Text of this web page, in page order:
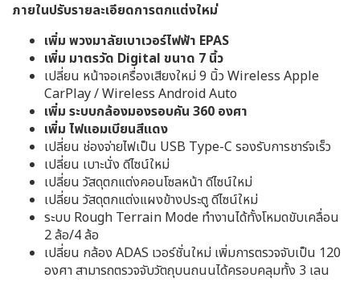
ภายในปรับรายละเอียดการตกแต่งใหม่
เพิ่ม พวงมาลัยเบาเวอร์ไฟฟ้า EPAS
เพิ่ม มาตรวัด Digital ขนาด 7 นิ้ว
เปลี่ยน หน้าจอเครื่องเสียงใหม่ 9 นิ้ว Wireless Apple
CarPlay / Wireless Android Auto
เพิ่ม ระบบกล้องมองรอบคัน 360 องศา
เพิ่ม ไฟแอมเบียนสีแดง
เปลี่ยน ช่องจ่ายไฟเป็น USB Type-C รองรับการชาร์จเร็ว
เปลี่ยน เบาะนั่ง ดีไซน์ใหม่
เปลี่ยน วัสดุตกแต่งคอนโซลหน้า ดีไซน์ใหม่
เปลี่ยน วัสดุตกแต่งแผงข้างประตู ดีไซน์ใหม่
ระบบ Rough Terrain Mode ทำงานได้ทั้งโหมดขับเคลื่อน
2 ล้อ/4 ล้อ
เปลี่ยน กล้อง ADAS เวอร์ชั่นใหม่ เพิ่มการตรวจจับเป็น 120
องศา สามารถตรวจจับวัตถุบนถนนได้ครอบคลุมทั้ง 3 เลน